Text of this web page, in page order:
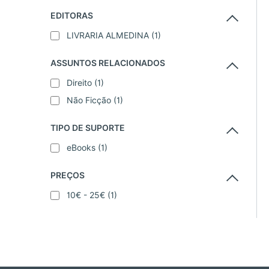
EDITORAS
LIVRARIA ALMEDINA (1)
ASSUNTOS RELACIONADOS
Direito (1)
Não Ficção (1)
TIPO DE SUPORTE
eBooks (1)
PREÇOS
10€ - 25€ (1)